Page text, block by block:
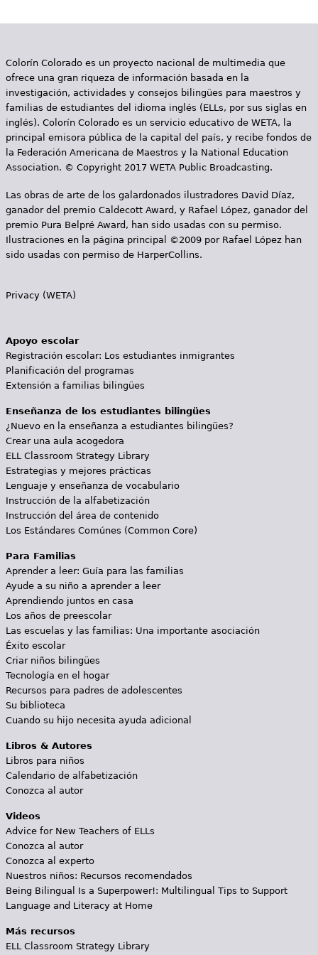
t
á
a
q
u
í
Colorín Colorado es un proyecto nacional de multimedia que
ofrece una gran riqueza de información basada en la
investigación, actividades y consejos bilingües para maestros y
familias de estudiantes del idioma inglés (ELLs, por sus siglas en
inglés). Colorín Colorado es un servicio educativo de WETA, la
principal emisora pública de la capital del país, y recibe fondos de
la Federación Americana de Maestros y la National Education
Association. © Copyright 2017 WETA Public Broadcasting.
Las obras de arte de los galardonados ilustradores David Díaz,
ganador del premio Caldecott Award, y Rafael López, ganador del
premio Pura Belpré Award, han sido usadas con su permiso.
Ilustraciones en la página principal ©2009 por Rafael López han
sido usadas con permiso de HarperCollins.
Privacy (WETA)
Apoyo escolar
Registración escolar: Los estudiantes inmigrantes
Planificación del programas
Extensión a familias bilingües
Enseñanza de los estudiantes bilingües
¿Nuevo en la enseñanza a estudiantes bilingües?
Crear una aula acogedora
ELL Classroom Strategy Library
Estrategias y mejores prácticas
Lenguaje y enseñanza de vocabulario
Instrucción de la alfabetización
Instrucción del área de contenido
Los Estándares Comúnes (Common Core)
Para Familias
Aprender a leer: Guía para las familias
Ayude a su niño a aprender a leer
Aprendiendo juntos en casa
Los años de preescolar
Las escuelas y las familias: Una importante asociación
Éxito escolar
Criar niños bilingües
Tecnología en el hogar
Recursos para padres de adolescentes
Su biblioteca
Cuando su hijo necesita ayuda adicional
Libros & Autores
Libros para niños
Calendario de alfabetización
Conozca al autor
Videos
Advice for New Teachers of ELLs
Conozca al autor
Conozca al experto
Nuestros niños: Recursos recomendados
Being Bilingual Is a Superpower!: Multilingual Tips to Support
Language and Literacy at Home
Más recursos
ELL Classroom Strategy Library